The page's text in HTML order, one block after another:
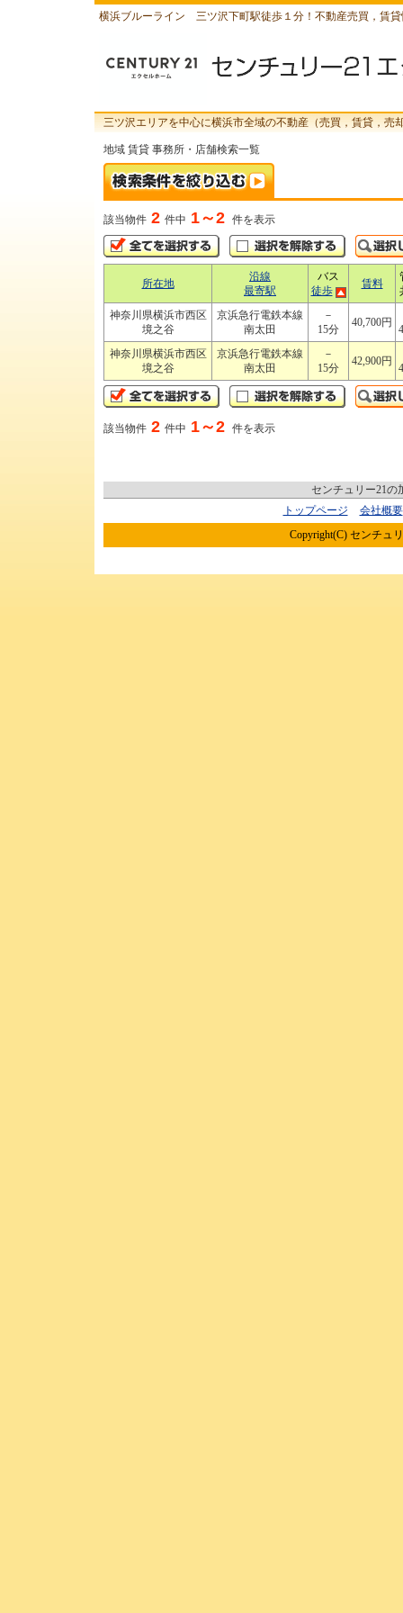
横浜ブルーライン 三ツ沢下町駅徒歩１分！不動産売買，賃
三ツ沢エリアを中心に横浜市全域の不動産（売買，賃貸，
地域 賃貸 事務所・店舗検索一覧
該当物件 2 件中 1～2 件を表示
所在地
沿線
最寄駅
バス
徒歩
賃料
神奈川県横浜市西区
境之谷
京浜急行電鉄本線
南太田
－
15分
40,700円
神奈川県横浜市西区
境之谷
京浜急行電鉄本線
南太田
－
15分
42,900円
該当物件 2 件中 1～2 件を表示
センチュリー21の
トップページ
会社概要
Copyright(C) センチュ